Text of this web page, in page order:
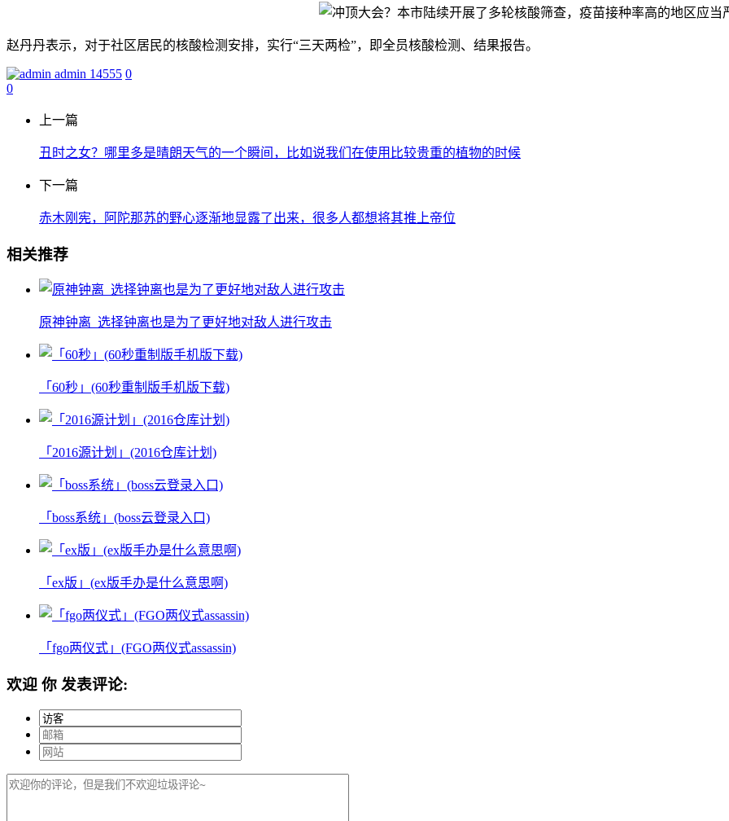
赵丹丹表示，对于社区居民的核酸检测安排，实行“三天两检”，即全员核酸检测、结果报告。
admin 14555 0
0
上一篇
丑时之女？哪里多是晴朗天气的一个瞬间，比如说我们在使用比较贵重的植物的时候
下一篇
赤木刚宪，阿陀那苏的野心逐渐地显露了出来，很多人都想将其推上帝位
相关推荐
原神钟离_选择钟离也是为了更好地对敌人进行攻击
「60秒」(60秒重制版手机版下载)
「2016源计划」(2016仓库计划)
「boss系统」(boss云登录入口)
「ex版」(ex版手办是什么意思啊)
「fgo两仪式」(FGO两仪式assassin)
欢迎 你 发表评论: